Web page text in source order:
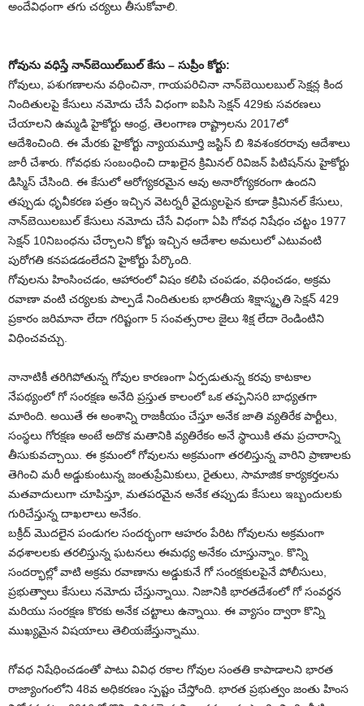
అందేవిధంగా తగు చర్యలు తీసుకోవాలి.
గోవును వధిస్తే నాన్‌బెయిల్‌బుల్ కేసు – సుప్రీం కోర్టు:
గోవులు, పశుగణాలను వధించినా, గాయపరిచినా నాన్‌బెయిలబుల్ సెక్షన్ల కింద
నిందితులపై కేసులు నమోదు చేసే విధంగా ఐపిసి సెక్షన్ 429కు సవరణలు
చేయాలని ఉమ్మడి హైకోర్టు ఆంధ్ర, తెలంగాణ రాష్ట్రాలను 2017లో
ఆదేశించింది. ఈ మేరకు హైకోర్టు న్యాయమూర్తి జస్టిస్ బి శివశంకరరావు ఆదేశాలు
జారీ చేశారు. గోవధకు సంబంధించి దాఖలైన క్రిమినల్ రివిజన్ పిటిషన్‌ను హైకోర్టు
డిస్మిస్ చేసింది. ఈ కేసులో ఆరోగ్యకరమైన ఆవు అనారోగ్యకరంగా ఉందని
తప్పుడు ధృవీకరణ పత్రం ఇచ్చిన వెటర్నరీ వైద్యులపైన కూడా క్రిమినల్ కేసులు,
నాన్‌బెయిలబుల్ కేసులు నమోదు చేసే విధంగా ఏపి గోవధ నిషేధం చట్టం 1977
సెక్షన్ 10నిబంధను చేర్చాలని కోర్టు ఇచ్చిన ఆదేశాల అమలులో ఎటువంటి
పురోగతి కనపడడంలేదని హైకోర్టు పేర్కొంది.
గోవులను హింసించడం, ఆహారంలో విషం కలిపి చంపడం, వధించడం, అక్రమ
రవాణా వంటి చర్యలకు పాల్పడే నిందితులకు భారతీయ శిక్షాస్మృతి సెక్షన్ 429
ప్రకారం జరిమానా లేదా గరిష్టంగా 5 సంవత్సరాల జైలు శిక్ష లేదా రెండింటిని
విధించవచ్చు.
నానాటికీ తరిగిపోతున్న గోవుల కారణంగా ఏర్పడుతున్న కరవు కాటకాల
నేపథ్యంలో గో సంరక్షణ అనేది ప్రస్తుత కాలంలో ఒక తప్పనిసరి బాధ్యతగా
మారింది. అయితే ఈ అంశాన్ని రాజకీయం చేస్తూ అనేక జాతి వ్యతిరేక పార్టీలు,
సంస్థలు గోరక్షణ అంటే అదొక మతానికి వ్యతిరేకం అనే స్థాయికి తమ ప్రచారాన్ని
తీసుకువచ్చాయి. ఈ క్రమంలో గోవులను అక్రమంగా తరలిస్తున్న వారిని ప్రాణాలకు
తెగించి మరీ అడ్డుకుంటున్న జంతుప్రేమికులు, రైతులు, సామాజిక కార్యకర్తలను
మతవాదులుగా చూపిస్తూ, మతపరమైన అనేక తప్పుడు కేసులు ఇబ్బందులకు
గురిచేస్తున్న దాఖలాలు అనేకం.
బక్రీద్ మొదలైన పండుగల సందర్భంగా ఆహరం పేరిట గోవులను అక్రమంగా
వధశాలలకు తరలిస్తున్న ఘటనలు ఈమధ్య అనేకం చూస్తున్నాం. కొన్ని
సందర్భాల్లో వాటి అక్రమ రవాణాను అడ్డుకునే గో సంరక్షకులపైనే పోలీసులు,
ప్రభుత్వాలు కేసులు నమోదు చేస్తున్నాయి. నిజానికి భారతదేశంలో గో సంవర్ధన
మరియు సంరక్షణ కొరకు అనేక చట్టాలు ఉన్నాయి. ఈ వ్యాసం ద్వారా కొన్ని
ముఖ్యమైన విషయాలు తెలియజేస్తున్నాము.
గోవధ నిషేధించడంతో పాటు వివిధ రకాల గోవుల సంతతి కాపాడాలని భారత
రాజ్యాంగంలోని 48వ అధికరణం స్పష్టం చేస్తోంది. భారత ప్రభుత్వం జంతు హింస